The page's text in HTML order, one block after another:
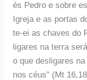
és Pedro e sobre
Igreja e as portas
te-ei as chaves do
ligares na terra
o que desligares
nos céus” (Mt